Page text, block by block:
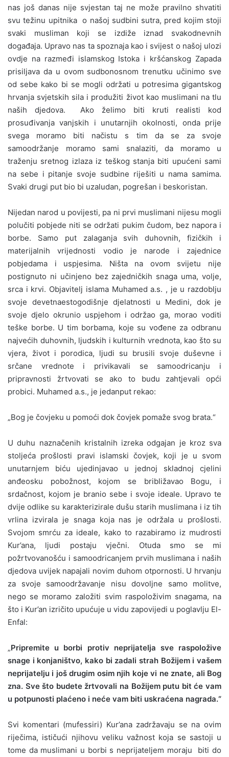
nas još danas nije svjestan taj ne može pravilno shvatiti
svu težinu upitnika o našoj sudbini sutra, pred kojim stoji
svaki musliman koji se izdiže iznad svakodnevnih
događaja. Upravo nas ta spoznaja kao i svijest o našoj ulozi
ovdje na razmeđi islamskog Istoka i kršćanskog Zapada
prisiljava da u ovom sudbonosnom trenutku učinimo sve
od sebe kako bi se mogli održati u potresima gigantskog
hrvanja svjetskih sila i produžiti život kao muslimani na tlu
naših djedova. Ako želimo biti kruti realisti kod
prosuđivanja vanjskih i unutarnjih okolnosti, onda prije
svega moramo biti načistu s tim da se za svoje
samoodržanje moramo sami snalaziti, da moramo u
traženju sretnog izlaza iz teškog stanja biti upućeni sami
na sebe i pitanje svoje sudbine riješiti u nama samima.
Svaki drugi put bio bi uzaludan, pogrešan i beskoristan.
Nijedan narod u povijesti, pa ni prvi muslimani nijesu mogli
polučiti pobjede niti se održati pukim čudom, bez napora i
borbe. Samo put zalaganja svih duhovnih, fizičkih i
materijalnih vrijednosti vodio je narode i zajednice
pobjedama i uspjesima. Ništa na ovom svijetu nije
postignuto ni učinjeno bez zajedničkih snaga uma, volje,
srca i krvi. Objavitelj islama Muhamed a.s. , je u razdoblju
svoje devetnaestogodišnje djelatnosti u Medini, dok je
svoje djelo okrunio uspjehom i održao ga, morao voditi
teške borbe. U tim borbama, koje su vođene za odbranu
najvećih duhovnih, ljudskih i kulturnih vrednota, kao što su
vjera, život i porodica, ljudi su brusili svoje duševne i
srčane vrednote i privikavali se samoodricanju i
pripravnosti žrtvovati se ako to budu zahtjevali opći
probici. Muhamed a.s., je jedanput rekao:
„Bog je čovjeku u pomoći dok čovjek pomaže svog brata.“
U duhu naznačenih kristalnih izreka odgajan je kroz sva
stoljeća prošlosti pravi islamski čovjek, koji je u svom
unutarnjem biću ujedinjavao u jednoj skladnoj cjelini
anđeosku pobožnost, kojom se bribližavao Bogu, i
srdačnost, kojom je branio sebe i svoje ideale. Upravo te
dvije odlike su karakterizirale dušu starih muslimana i iz tih
vrlina izvirala je snaga koja nas je održala u prošlosti.
Svojom smrću za ideale, kako to razabiramo iz mudrosti
Kur’ana, ljudi postaju vječni. Otuda smo se mi
požrtvovanošću i samoodricanjem prvih muslimana i naših
djedova uvijek napajali novim duhom otpornosti. U hrvanju
za svoje samoodržavanje nisu dovoljne samo molitve,
nego se moramo založiti svim raspoloživim snagama, na
što i Kur’an izričito upućuje u vidu zapovijedi u poglavlju El-
Enfal:
„Pripremite u borbi protiv neprijatelja sve raspoložive
snage i konjaništvo, kako bi zadali strah Božijem i vašem
neprijatelju i još drugim osim njih koje vi ne znate, ali Bog
zna. Sve što budete žrtvovali na Božijem putu bit će vam
u potpunosti plaćeno i neće vam biti uskraćena nagrada.“
Svi komentari (mufessiri) Kur’ana zadržavaju se na ovim
riječima, ističući njihovu veliku važnost koja se sastoji u
tome da muslimani u borbi s neprijateljem moraju biti do